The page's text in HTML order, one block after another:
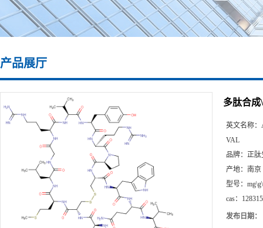
产品展厅
多肽合成
英文名称：
VAL
品牌： 正肽
产地： 南京
型号：
cas：
发布日期：